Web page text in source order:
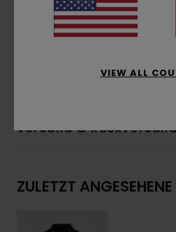
Weitere Merkmale:
Silikonaufnäher Auf Der
Versand &
ZULETZT
VIEW ALL